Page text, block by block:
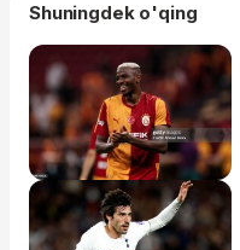
Shuningdek o'qing